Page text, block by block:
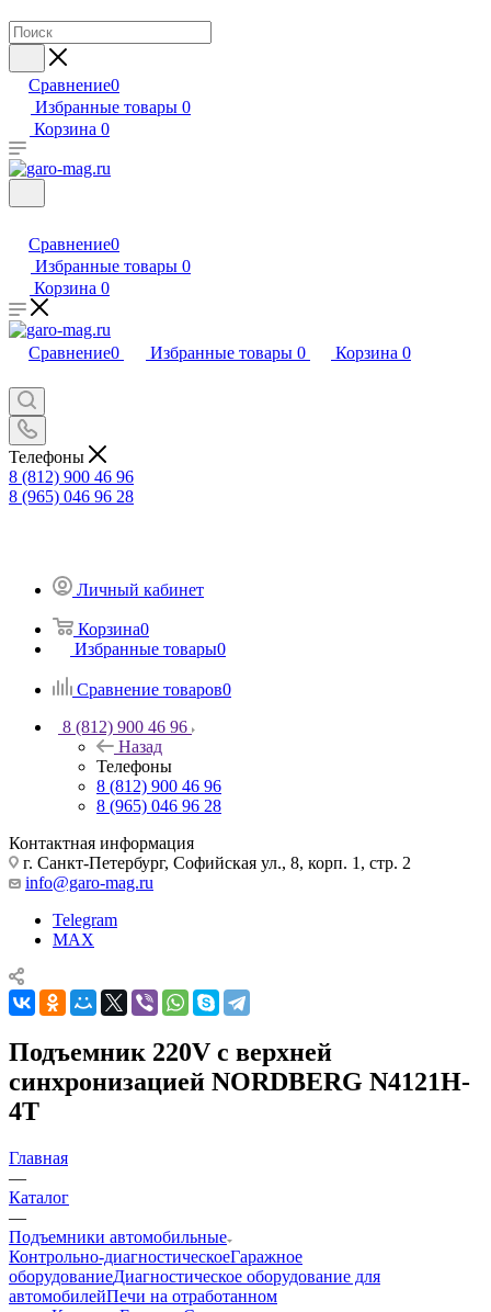
Сравнение0
Избранные товары 0
Корзина 0
Сравнение0
Избранные товары 0
Корзина 0
Сравнение0 Избранные товары 0 Корзина 0
Телефоны
8 (812) 900 46 96
8 (965) 046 96 28
Личный кабинет
Корзина0
Избранные товары0
Сравнение товаров0
8 (812) 900 46 96
Назад
Телефоны
8 (812) 900 46 96
8 (965) 046 96 28
Контактная информация
г. Санкт-Петербург, Софийская ул., 8, корп. 1, стр. 2
info@garo-mag.ru
Telegram
MAX
Подъемник 220V с верхней
синхронизацией NORDBERG N4121H-
4T
Главная
—
Каталог
—
Подъемники автомобильные
Контрольно-диагностическоеГаражное
оборудованиеДиагностическое оборудование для
автомобилейПечи на отработанном